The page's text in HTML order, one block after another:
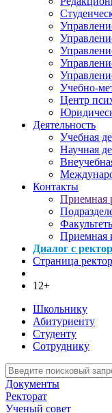
Учебно-
Центр
Деятельность
Учебная
Научная
Контакты
Приемная
Приемная
Диалог с
Страница
12+
Школьнику
Абитуриенту
Студенту
Сотруднику
Документы
Ректорат
Ученый совет